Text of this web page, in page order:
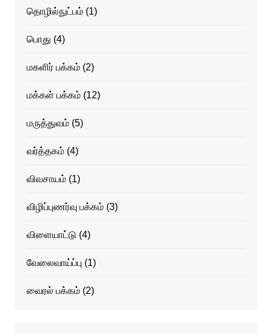
தொழில்நுட்பம்(1)
பொது (4)
மகளிர் பக்கம்(2)
மக்கள் பக்கம்(12)
மருத்துவம்(5)
வர்த்தகம்(4)
விவசாயம்(1)
விழிப்புணர்வு பக்கம்(3)
விளையாட்டு (4)
வேலைவாய்ப்பு (1)
வைரல் பக்கம்(2)